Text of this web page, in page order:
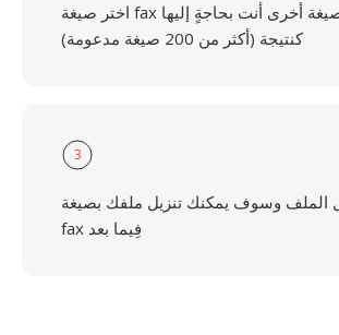
اختر صيغة fax أو أية صيغة أخرى أنت بحاجةٍ إليها
كنتيجة (أكثر من 200 صيغة مدعومة)
3
الملف وسوف يمكنك تنزيل ملفك بصيغة
fax فِيما بعد